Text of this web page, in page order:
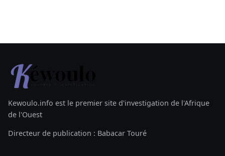
Kewoulo.info est le premier site d'investigation de l'Afrique
de l'Ouest
Directeur de publication : Babacar Touré